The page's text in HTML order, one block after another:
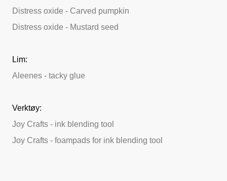
Distress oxide - Carved pumpkin
Distress oxide - Mustard seed
Lim:
Aleenes - tacky glue
Verktøy:
Joy Crafts - ink blending tool
Joy Crafts - foampads for ink blending tool